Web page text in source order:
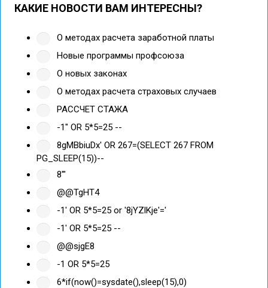
КАКИЕ НОВОСТИ ВАМ ИНТЕРЕСНЫ?
О методах расчета заработной платы
Новые программы профсоюза
О новых законах
О методах расчета страховых случаев
РАССЧЕТ СТАЖА
-1" OR 5*5=25 --
8gMBbiuDx' OR 267=(SELECT 267 FROM
PG_SLEEP(15))--
8'"
@@TgHT4
-1' OR 5*5=25 or '8jYZlKje'='
-1' OR 5*5=25 --
@@sjgE8
-1 OR 5*5=25
6*if(now()=sysdate(),sleep(15),0)